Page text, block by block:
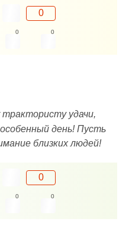
0
0 0
удачи,
день! Пусть
близких людей!
0
0 0